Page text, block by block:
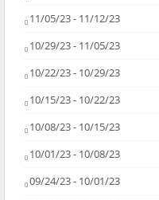
11/05/23 - 11/12/23
10/29/23 - 11/05/23
10/22/23 - 10/29/23
10/15/23 - 10/22/23
10/08/23 - 10/15/23
10/01/23 - 10/08/23
09/24/23 - 10/01/23